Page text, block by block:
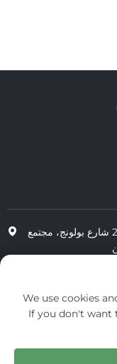
502، مبنى A، حديقة جيتيلونغ الصناعية، رقم 227 شارع بولونج، مجتمع
We use cookies
If you don't want